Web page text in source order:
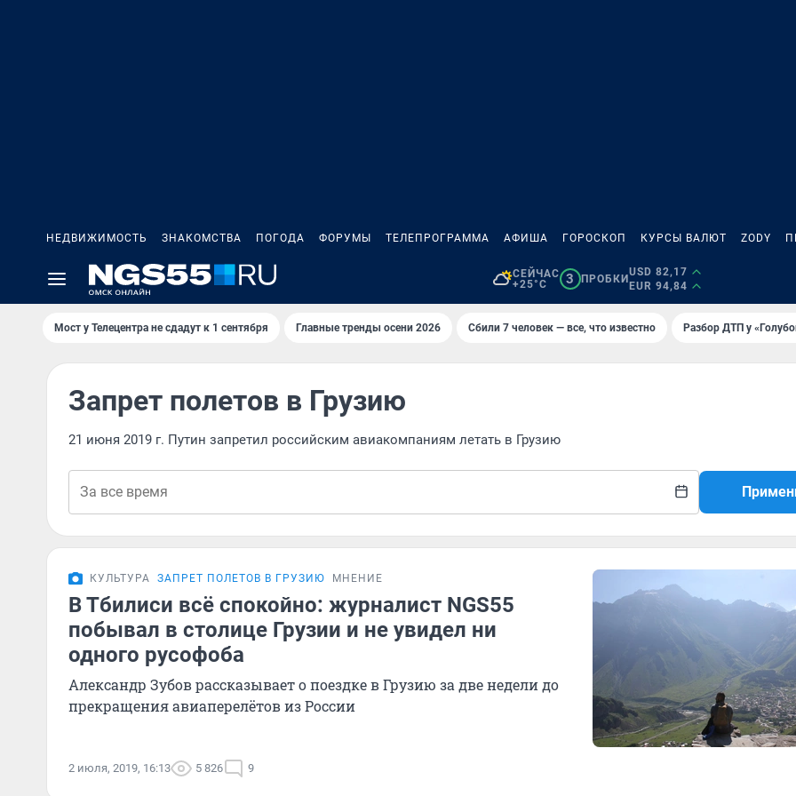
НЕДВИЖИМОСТЬ ЗНАКОМСТВА ПОГОДА ФОРУМЫ ТЕЛЕПРОГРАММА АФИША ГОРОСКОП КУРСЫ ВАЛЮТ ZODY
СЕЙЧАС
+25°C
3 ПРОБКИ
USD 82,17
EUR 94,84
Мост у Телецентра не сдадут к 1 сентября Главные тренды осени 2026 Сбили 7 человек — все, что известно Разбор ДТП у
Запрет полетов в Грузию
21 июня 2019 г. Путин запретил российским авиакомпаниям летать в Грузию
КУЛЬТУРА ЗАПРЕТ ПОЛЕТОВ В ГРУЗИЮ МНЕНИЕ
В Тбилиси всё спокойно: журналист NGS55
побывал в столице Грузии и не увидел ни
одного русофоба
Александр Зубов рассказывает о поездке в Грузию за две недели до
прекращения авиаперелётов из России
2 июля, 2019, 16:13 5 826 9